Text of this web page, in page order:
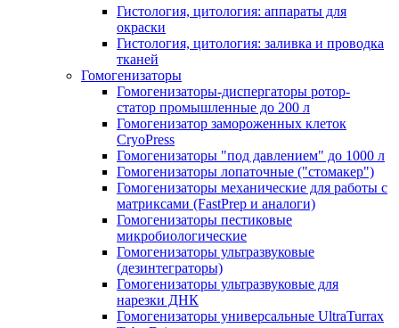
Гистология, цитология: аппараты для
окраски
Гистология, цитология: заливка и проводка
тканей
Гомогенизаторы
Гомогенизаторы-диспергаторы ротор-
статор промышленные до 200 л
Гомогенизатор замороженных клеток
CryoPress
Гомогенизаторы "под давлением" до 1000 л
Гомогенизаторы лопаточные ("стомакер")
Гомогенизаторы механические для работы с
матриксами (FastPrep и аналоги)
Гомогенизаторы пестиковые
микробиологические
Гомогенизаторы ультразвуковые
(дезинтеграторы)
Гомогенизаторы ультразвуковые для
нарезки ДНК
Гомогенизаторы универсальные UltraTurrax